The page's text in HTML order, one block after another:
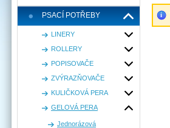
PSACÍ POTŘEBY
LINERY
ROLLERY
POPISOVAČE
ZVÝRAZŇOVAČE
KULIČKOVÁ PERA
GELOVÁ PERA
Jednorázová